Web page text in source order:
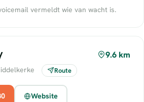
vermeldt wie van wacht is.
9.6 km
Route
Website